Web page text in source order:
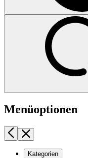
Menüoptionen
Kategorien